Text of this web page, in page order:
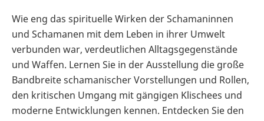
Wie eng das spirituelle Wirken der Schamaninnen
und Schamanen mit dem Leben in ihrer Umwelt
verbunden war, verdeutlichen Alltagsgegenstände
und Waffen. Lernen Sie in der Ausstellung die große
Bandbreite schamanischer Vorstellungen und Rollen,
den kritischen Umgang mit gängigen Klischees und
moderne Entwicklungen kennen. Entdecken Sie den